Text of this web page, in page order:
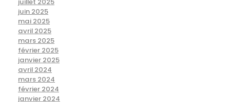
juin 2025
mai 2025
avril 2025
mars 2025
février 2025
janvier 2025
avril 2024
mars 2024
février 2024
janvier 2024